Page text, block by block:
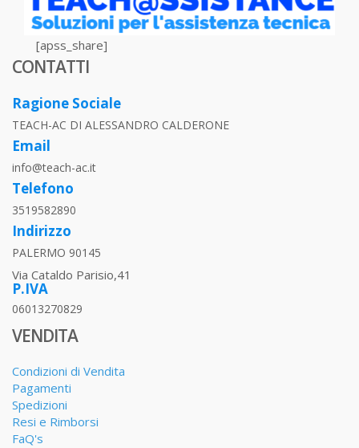
[apss_share]
CONTATTI
Ragione Sociale
TEACH-AC DI ALESSANDRO CALDERONE
Email
info@teach-ac.it
Telefono
3519582890
Indirizzo
PALERMO 90145
Via Cataldo Parisio,41
P.IVA
06013270829
VENDITA
Condizioni di Vendita
Pagamenti
Spedizioni
Resi e Rimborsi
FaQ's